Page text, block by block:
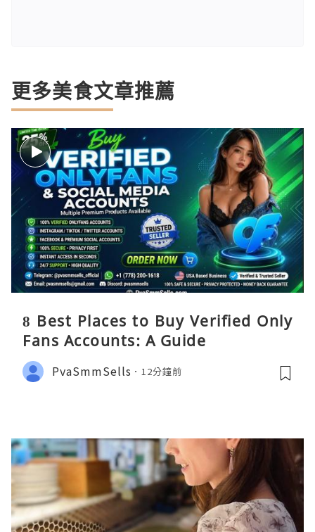
更多美食文章推薦
8 Best Places to Buy Verified Only
Fans Accounts: A Guide
PvaSmmSells 12分鐘前